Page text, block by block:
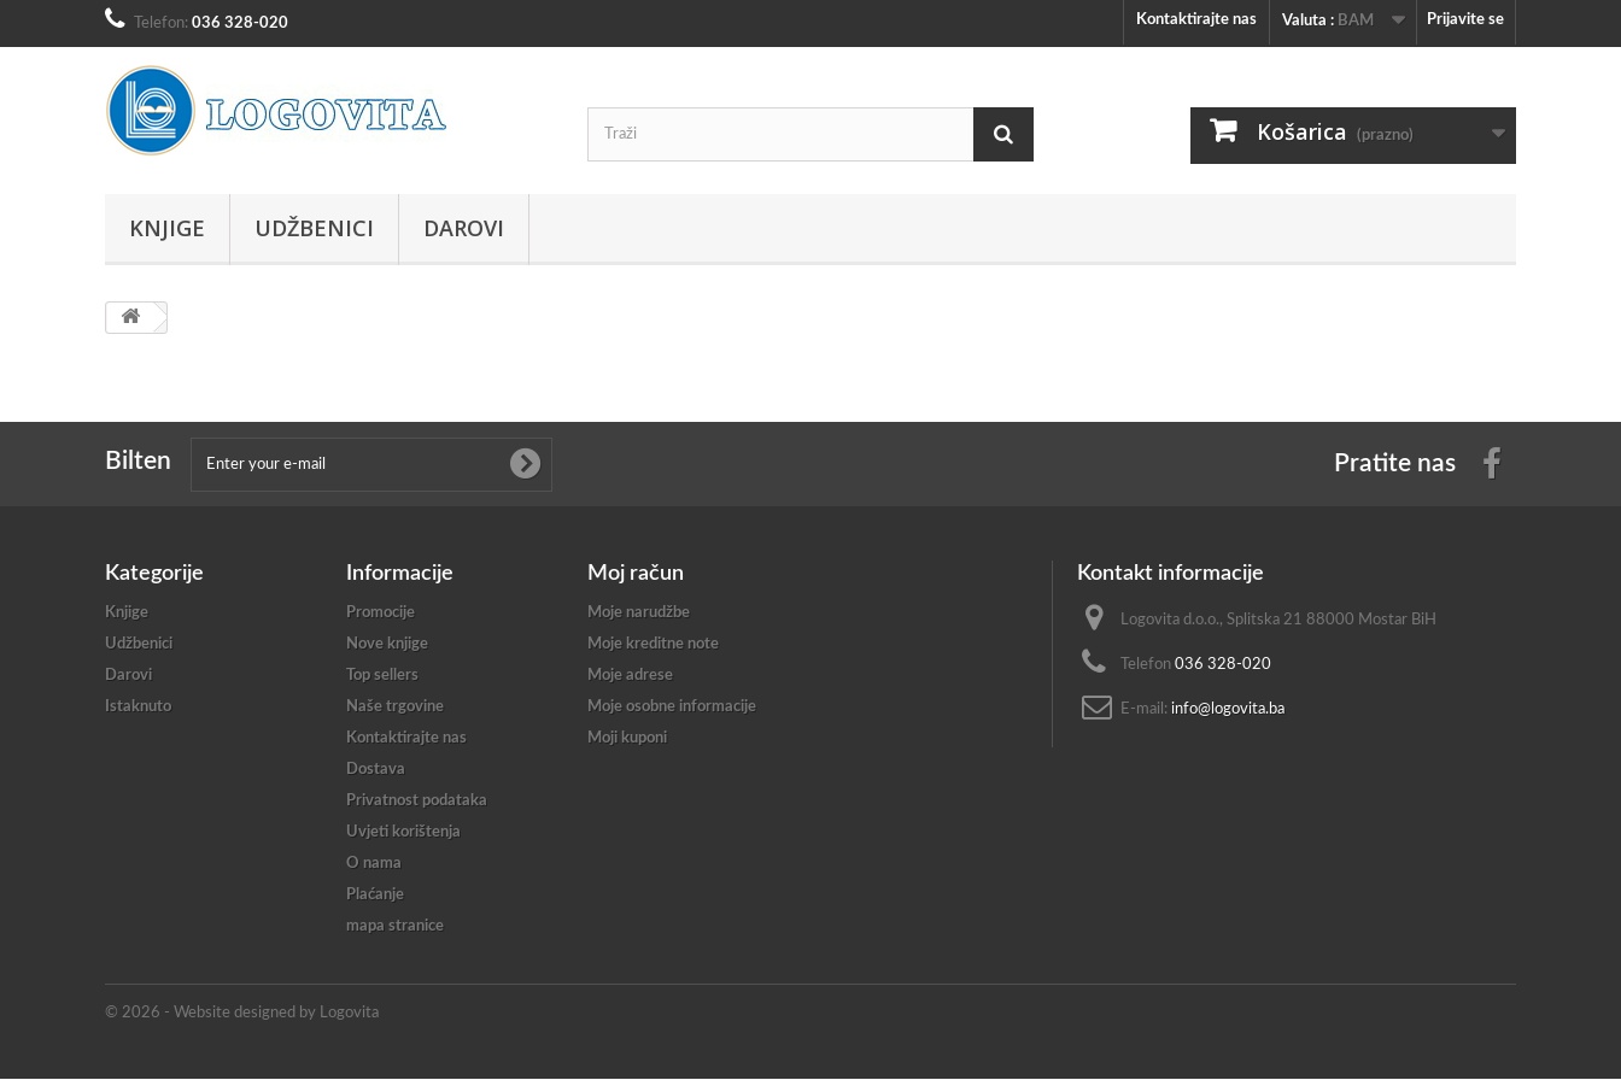
Prijavite se
Valuta : BAM
Kontaktirajte nas
Telefon: 036 328-020
Košarica (prazno)
KNJIGE UDŽBENICI DAROVI
Bilten Pratite nas
Kategorije
Knjige
Udžbenici
Darovi
Istaknuto
Informacije
Promocije
Nove knjige
Top sellers
Naše trgovine
Kontaktirajte nas
Dostava
Privatnost podataka
Uvjeti korištenja
O nama
Plaćanje
mapa stranice
© 2026 - Website designed by Logovita
Moj račun
Moje narudžbe
Moje kreditne note
Moje adrese
Moje osobne informacije
Moji kuponi
Kontakt informacije
Logovita d.o.o., Splitska 21 88000 Mostar BiH
Telefon 036 328-020
E-mail: info@logovita.ba